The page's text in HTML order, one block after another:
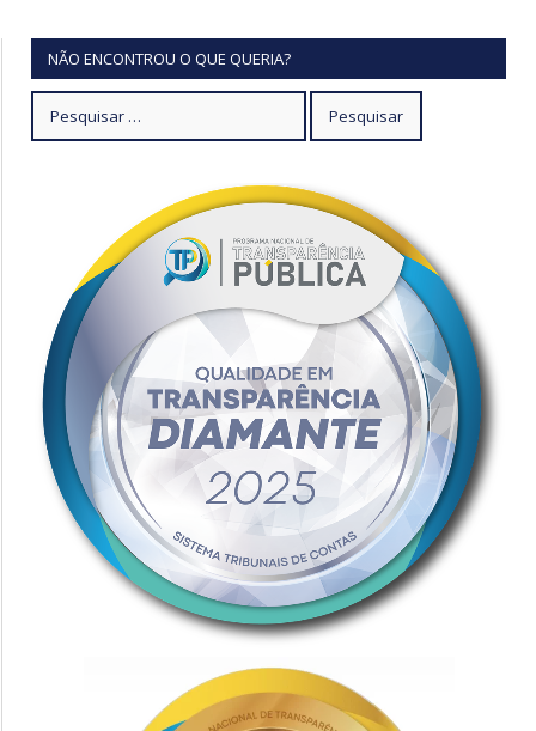
NÃO ENCONTROU O QUE QUERIA?